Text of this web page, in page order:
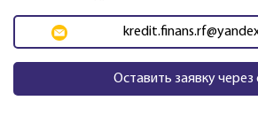
Оставить заявку через